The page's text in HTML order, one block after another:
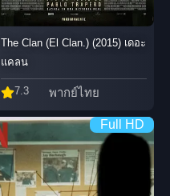
The Clan (El Clan.) (2015) เดอะ
แคลน
7.3 พากย์ไทย
Full HD